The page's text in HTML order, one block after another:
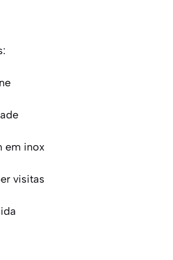
em inox
visitas